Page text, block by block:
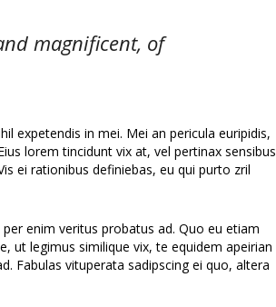
magnificent, of
expetendis in mei. Mei an pericula euripidis,
lorem tincidunt vix at, vel pertinax sensibus
ei rationibus definiebas, eu qui purto zril
enim veritus probatus ad. Quo eu etiam
ut legimus similique vix, te equidem apeirian
Fabulas vituperata sadipscing ei quo, altera